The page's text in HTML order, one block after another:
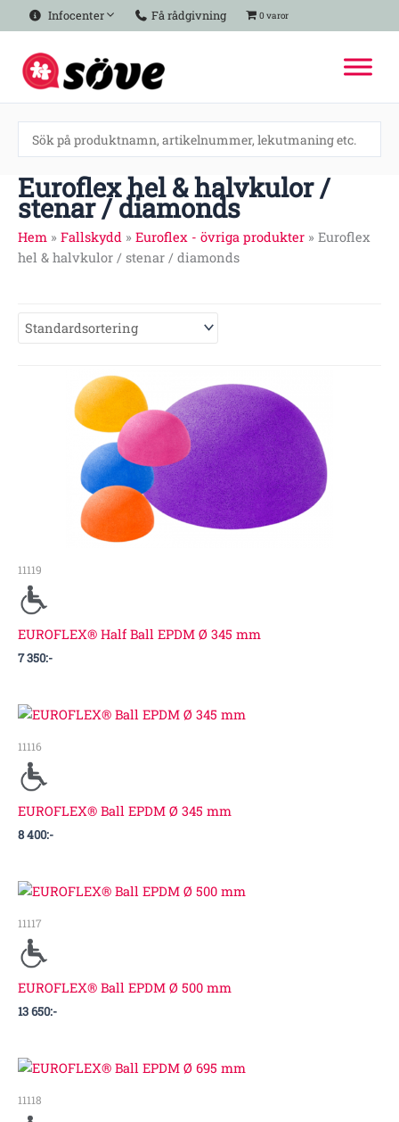
Hoppa
till
innehåll
Infocenter Få rådgivning 0 varor
Euroflex hel & halvkulor /
stenar / diamonds
Hem » Fallskydd » Euroflex - övriga produkter » Euroflex
hel & halvkulor / stenar / diamonds
11119
EUROFLEX® Half Ball EPDM Ø 345 mm
7 350:-
11116
EUROFLEX® Ball EPDM Ø 345 mm
8 400:-
11117
EUROFLEX® Ball EPDM Ø 500 mm
13 650:-
11118